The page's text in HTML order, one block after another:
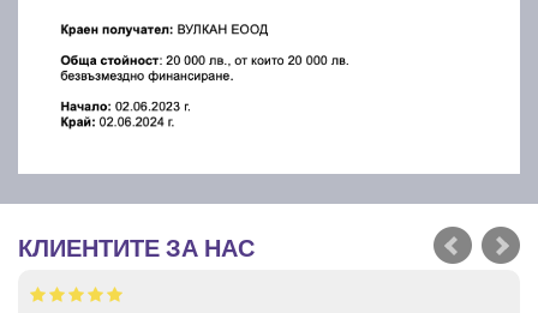
КЛИЕНТИТЕ ЗА НАС